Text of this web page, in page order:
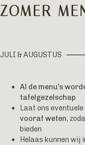
ZOMER
JULI & AUGUSTUS
Al de menu’s
tafelgezelschap
Laat ons
vooraf weten,
bieden
Helaas kunnen wij